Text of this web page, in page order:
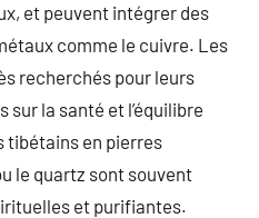
et peuvent intégrer des
comme le cuivre. Les
recherchés pour leurs
la santé et l’équilibre
tibétains en pierres
le quartz sont souvent
et purifiantes.